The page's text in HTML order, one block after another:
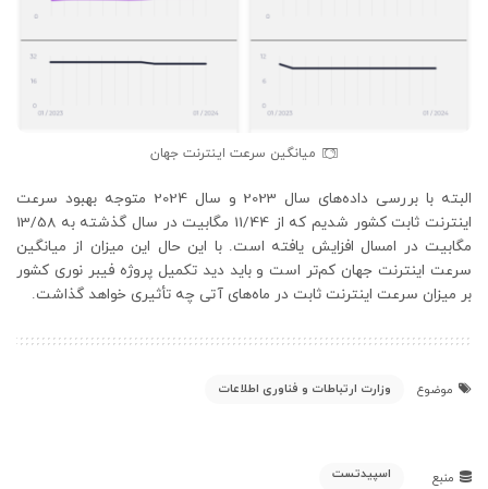
میانگین سرعت اینترنت جهان
البته با بررسی داده‌های سال 2023 و سال 2024 متوجه بهبود سرعت
اینترنت ثابت کشور شدیم که از 11/44 مگابیت در سال گذشته به 13/58
مگابیت در امسال افزایش یافته است. با این حال این میزان از میانگین
سرعت اینترنت جهان کم‌تر است و باید دید تکمیل پروژه فیبر نوری کشور
بر میزان سرعت اینترنت ثابت در ماه‌های آتی چه تأثیری خواهد گذاشت.
موضوع وزارت ارتباطات و فناوری اطلاعات
منبع اسپیدتست